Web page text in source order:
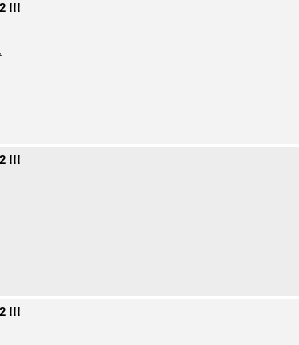
!!!
!!!
!!!